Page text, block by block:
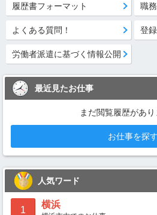
履歴書フォーマット 職
よくある質問！ 登
労働者派遣に基づく情報公開
最近見たお仕事
まだ閲覧履歴があり
お仕事を探す
人気ワード
1
横浜